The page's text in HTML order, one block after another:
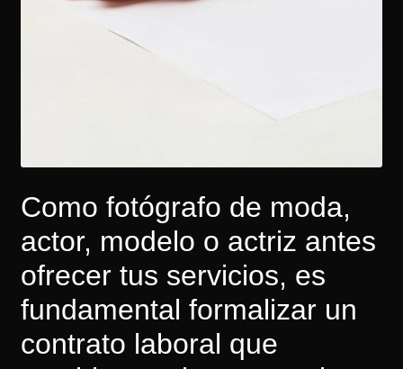
Como fotógrafo de moda,
actor, modelo o actriz antes
ofrecer tus servicios, es
fundamental formalizar un
contrato laboral que